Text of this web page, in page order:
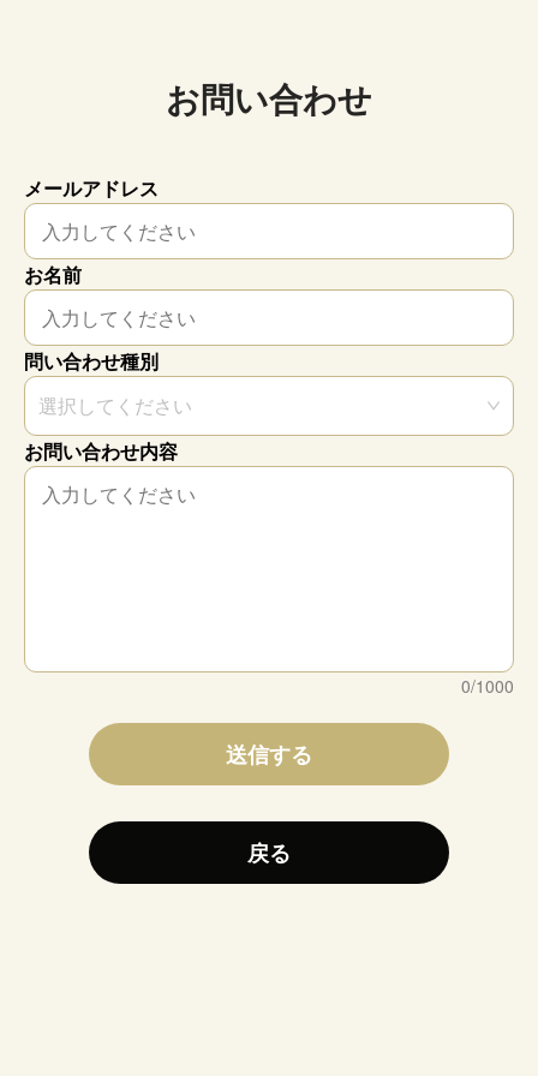
お問い合わせ
メールアドレス
お名前
問い合わせ種別
選択してください
お問い合わせ内容
0/1000
送信する
戻る